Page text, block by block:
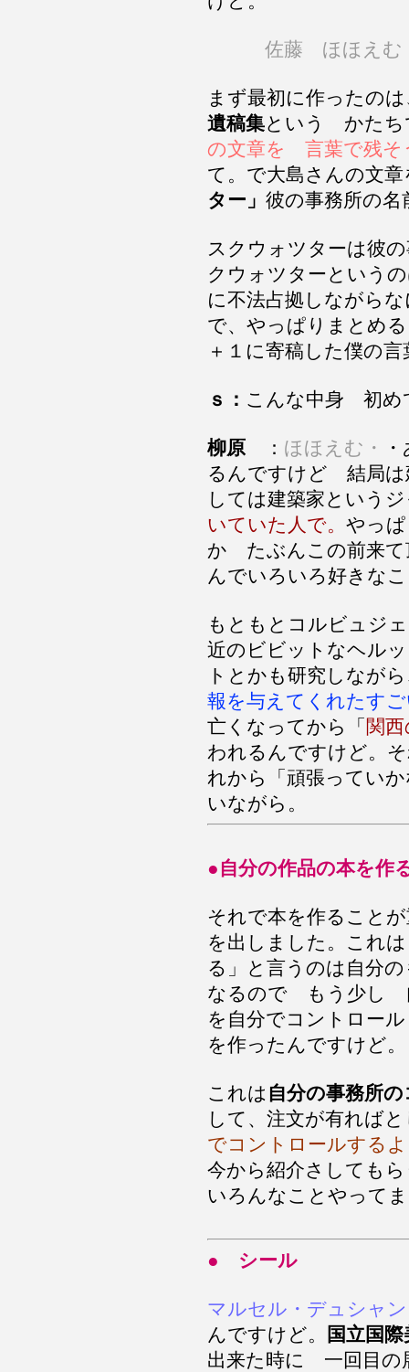
佐藤 ほほえむ
まず最初に作ったの
遺稿集という かたち
の文章を 言葉で残そ
て。で大島さんの文
ター」 彼の事務所の
スクウォツターは彼
クウォツターという
に不法占拠しながら
で、やっぱりまとめ
＋１に寄稿した僕の
ｓ： こんな中身 初
柳原 ： ほほえむ・
るんですけど 結局は
しては建築家という
いていた人で。 やっ
か たぶんこの前来て
んでいろいろ好きな
もともとコルビュジ
近のビビットなヘル
トとかも研究しなが
報を与えてくれたす
亡くなってから「 関
われるんですけど。
れから「頑張ってい
いながら。
●自分の作品の本を作
それで本を作ること
を出しました。これ
る」と言うのは自分
なるので もう少し
を自分でコントロー
を作ったんですけど。
これは自分の事務所
して、注文が有れば
でコントロールする
今から紹介さしても
いろんなことやって
● シール
マルセル・デュシャン
んですけど。
国立国
出来た時に 一回目